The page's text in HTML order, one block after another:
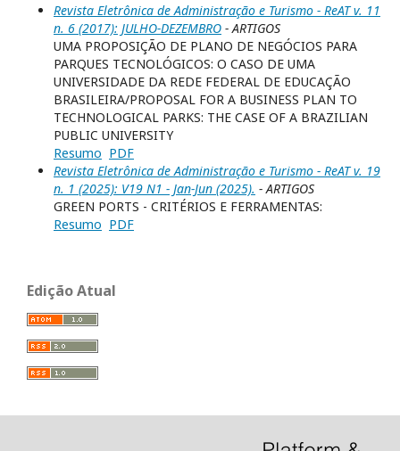
Revista Eletrônica de Administração e Turismo - ReAT v. 11
n. 6 (2017): JULHO-DEZEMBRO - ARTIGOS
UMA PROPOSIÇÃO DE PLANO DE NEGÓCIOS PARA
PARQUES TECNOLÓGICOS: O CASO DE UMA
UNIVERSIDADE DA REDE FEDERAL DE EDUCAÇÃO
BRASILEIRA/PROPOSAL FOR A BUSINESS PLAN TO
TECHNOLOGICAL PARKS: THE CASE OF A BRAZILIAN
PUBLIC UNIVERSITY
Resumo PDF
Revista Eletrônica de Administração e Turismo - ReAT v. 19
n. 1 (2025): V19 N1 - Jan-Jun (2025). - ARTIGOS
GREEN PORTS - CRITÉRIOS E FERRAMENTAS:
Resumo PDF
Edição Atual